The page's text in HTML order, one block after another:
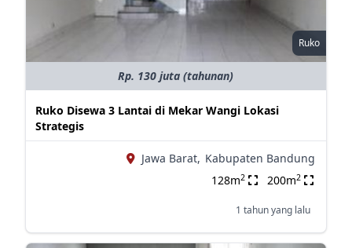
Ruko
Rp. 130 juta (tahunan)
Ruko Disewa 3 Lantai di Mekar Wangi Lokasi
Strategis
Jawa Barat, Kabupaten Bandung
128m2 200m2
1 tahun yang lalu